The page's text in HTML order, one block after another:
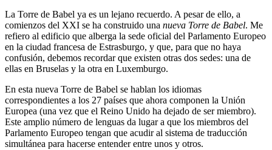
La Torre de Babel ya es un lejano recuerdo. A pesar de ello, a
comienzos del XXI se ha construido una nueva Torre de Babel. Me
refiero al edificio que alberga la sede oficial del Parlamento Europeo
en la ciudad francesa de Estrasburgo, y que, para que no haya
confusión, debemos recordar que existen otras dos sedes: una de
ellas en Bruselas y la otra en Luxemburgo.
En esta nueva Torre de Babel se hablan los idiomas
correspondientes a los 27 países que ahora componen la Unión
Europea (una vez que el Reino Unido ha dejado de ser miembro).
Este amplio número de lenguas da lugar a que los miembros del
Parlamento Europeo tengan que acudir al sistema de traducción
simultánea para hacerse entender entre unos y otros.